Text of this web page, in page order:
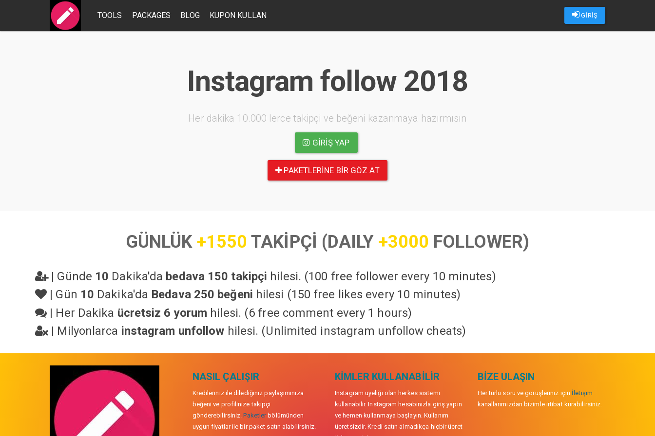
GİRİŞ
TOOLS PACKAGES BLOG KUPON KULLAN
Instagram follow 2018
Her dakika 10.000 lerce takipçi ve beğeni kazanmaya hazırmısın
GIRIŞ YAP
PAKETLERINE BIR GÖZ AT
GÜNLÜK +1550 TAKİPÇİ (DAILY +3000 FOLLOWER)
| Günde 10 Dakika'da bedava 150 takipçi hilesi. (100 free follower every 10 minutes)
| Gün 10 Dakika'da Bedava 250 beğeni hilesi (150 free likes every 10 minutes)
| Her Dakika ücretsiz 6 yorum hilesi. (6 free comment every 1 hours)
| Milyonlarca instagram unfollow hilesi. (Unlimited instagram unfollow cheats)
NASIL ÇALIŞIR
Kredileriniz ile dilediğiniz paylaşımınıza
beğeni ve profilinize takipçi
gönderebilirsiniz.Paketlerbölümünden
uygun fiyatlar ile bir paket satın alabilirsiniz.
KIMLER KULLANABILIR
Instagram üyeliği olan herkes sistemi
kullanabilir. Instagram hesabınızla giriş yapın
ve hemen kullanmaya başlayın. Kullanım
ücretsizdir. Kredi satın almadıkça hiçbir ücret
BIZE ULAŞIN
Her türlü soru ve görüşleriniz için İletişim
kanallarımızdan bizimle irtibat kurabilirsiniz.